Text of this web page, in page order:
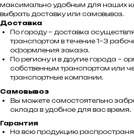
максимально удобным для наших
выбрать доставку или самовывоз.
Доставка
По городу – доставка
транспортом в течение 1–3
оформления заказа.
По региону и в другие города –
собственным транспортом или
транспортные компании.
Самовывоз
Вы можете самостоятельно
склада в удобное для вас время.
Гарантия
На всю продукцию